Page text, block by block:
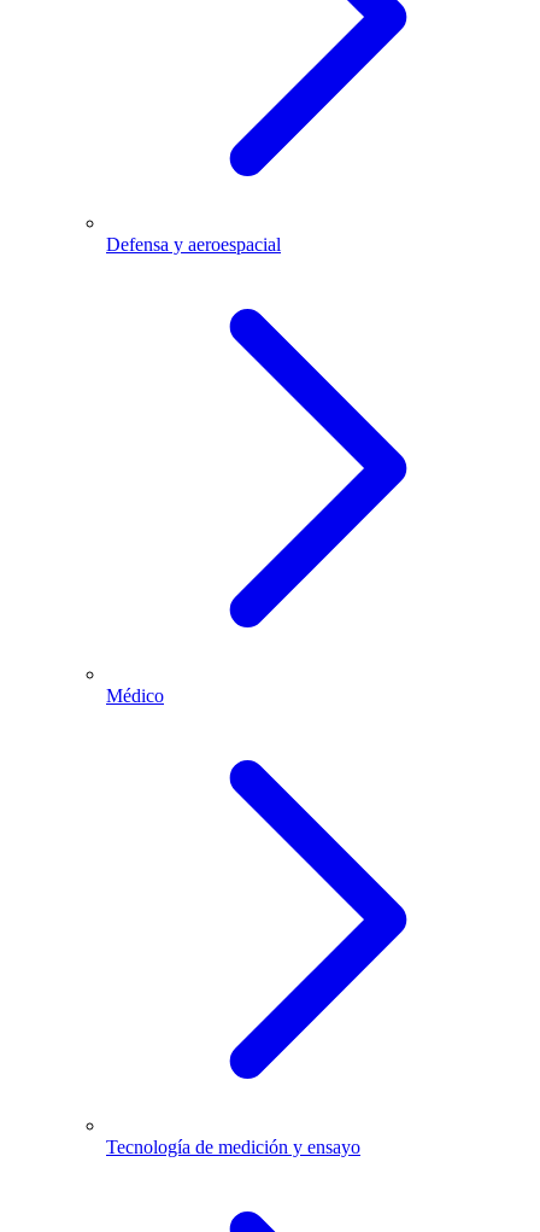
Defensa y aeroespacial
Médico
Tecnología de medición y ensayo